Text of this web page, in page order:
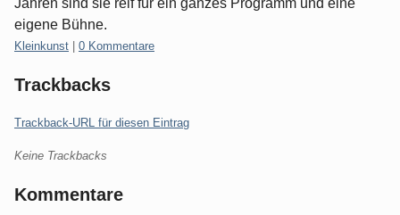
Jahren sind sie reif für ein ganzes Programm und eine
eigene Bühne.
Kategorien:
Kleinkunst 0 Kommentare
Trackbacks
Trackback-URL für diesen Eintrag
Keine Trackbacks
Kommentare